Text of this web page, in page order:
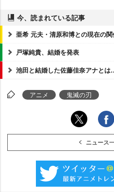
今、読まれている記事
亜希 元夫・清原和博との現在の
戸塚純貴、結婚を発表
池田と結婚した佐藤佳奈アナと
アニメ 鬼滅の刃
ニュース